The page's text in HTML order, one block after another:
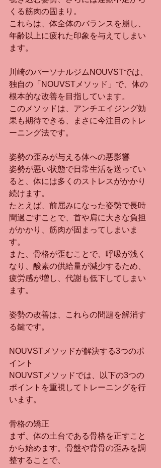
くる筋肉の固まり。
これらは、体全体のバランスを崩し、
年齢以上に疲れた印象を与えてしまい
ます。
川崎のパーソナルジムNOUVSTでは、
独自の「NOUVSTメソッド」で、体の
根本的な改善を目指しています。
このメソッドは、アンチエイジング効
果も期待できる、まさに今注目のトレ
ーニング法です。
姿勢の歪みが与える体への悪影響
姿勢が悪い状態で日常生活を送ってい
ると、体には多くのストレスがかかり
続けます。
たとえば、前屈みになった姿勢で長時
間過ごすことで、首や肩に大きな負担
がかかり、筋肉が固まってしまいま
す。
また、骨格が歪むことで、呼吸が浅く
なり、酸素の供給量が減少するため、
疲労感が増し、代謝も低下してしまい
ます。
姿勢の改善は、これらの問題を解消す
る鍵です。
NOUVSTメソッドが解決する3つのポ
イント
NOUVSTメソッドでは、以下の3つの
ポイントを重視してトレーニングを行
います。
骨格の矯正
まず、体の土台である骨格を正すこと
から始めます。骨盤や背骨の歪みを調
整することで、